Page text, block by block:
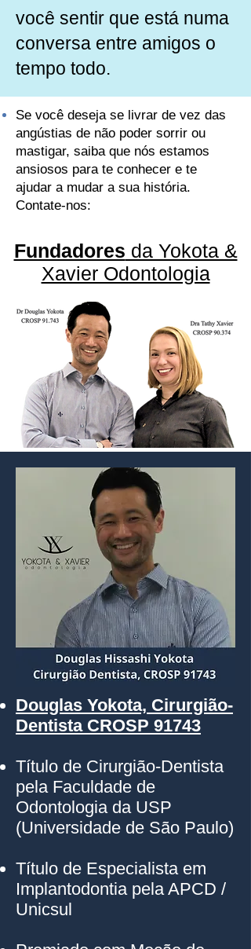
você sentir que está numa
conversa entre amigos o
tempo todo.
Se você deseja se livrar de vez das
angústias de não poder sorrir ou
mastigar, saiba que nós estamos
ansiosos para te conhecer e te
ajudar a mudar a sua história.
Contate-nos:
Fundadores da Yokota &
Xavier Odontologia
Douglas Yokota, Cirurgião-
Dentista CROSP 91743
Título de Cirurgião-Dentista
pela Faculdade de
Odontologia da USP
(Universidade de São Paulo)
Título de Especialista em
Implantodontia pela APCD /
Unicsul